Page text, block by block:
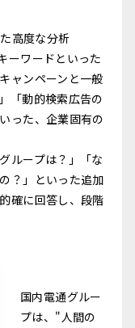
高度な分析
ーワードといった
ャンペーンと一般
「動的検索広告の
った、企業固有の
ループは？」「な
？」といった追加
確に回答し、段階
国内電通グルー
プは、"人間の